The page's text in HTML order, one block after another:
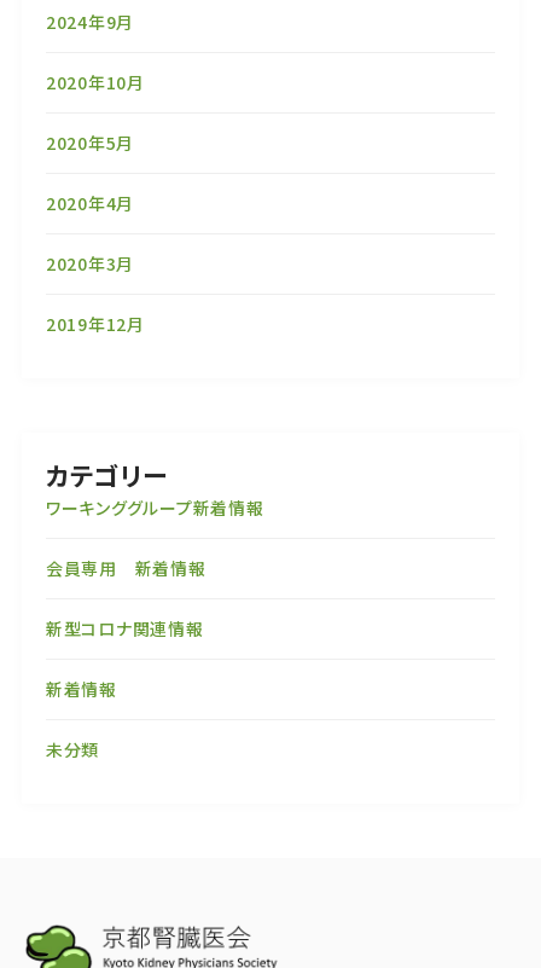
2024年9月
2020年10月
2020年5月
2020年4月
2020年3月
2019年12月
カテゴリー
ワーキンググループ新着情報
会員専用 新着情報
新型コロナ関連情報
新着情報
未分類